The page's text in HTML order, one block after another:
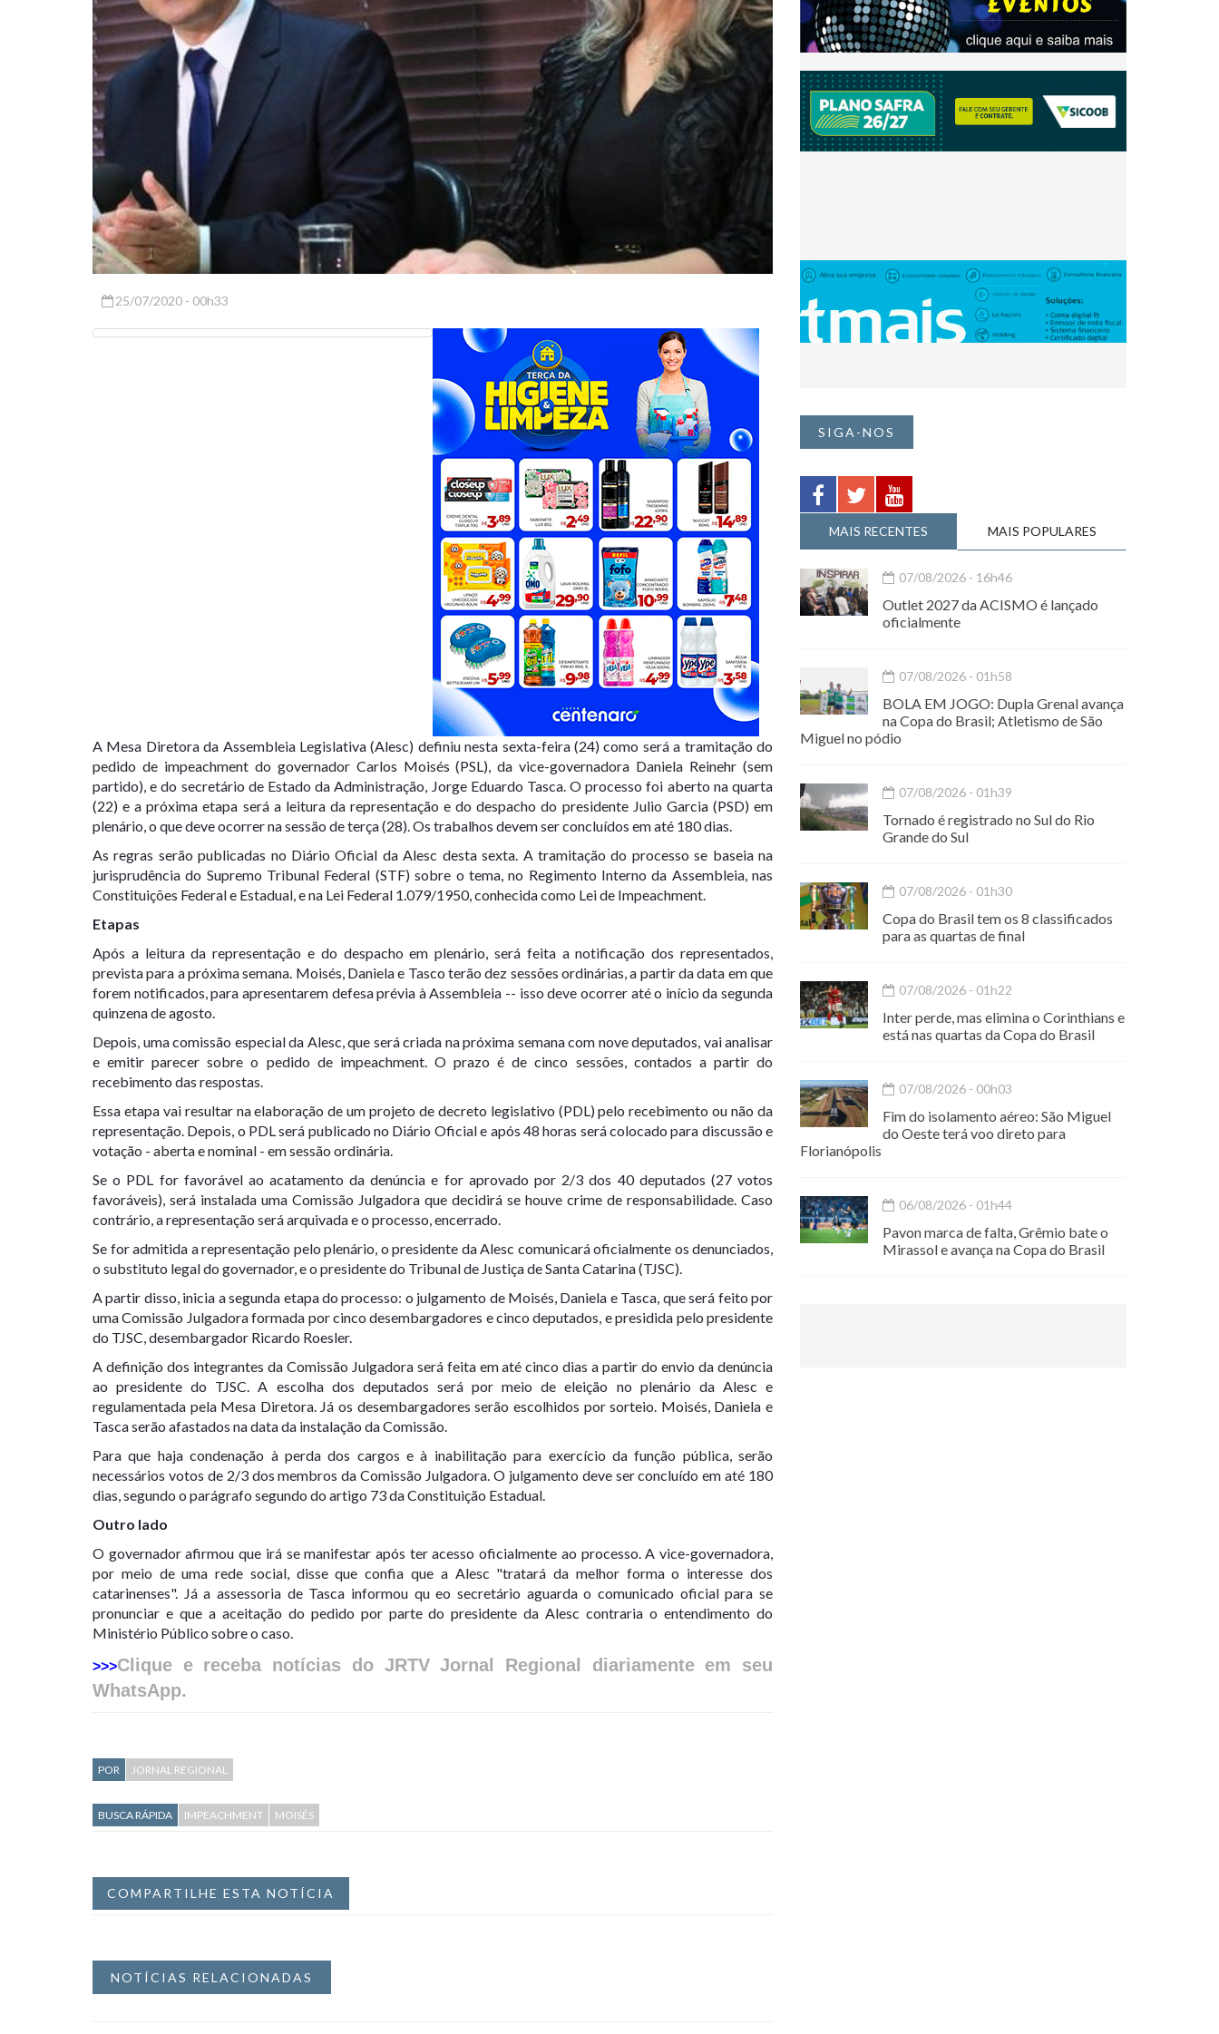
25/07/2020 - 00h33
A Mesa Diretora da Assembleia Legislativa (Alesc) definiu nesta sexta-feira (24) como será a tramitação do
pedido de impeachment do governador Carlos Moisés (PSL), da vice-governadora Daniela Reinehr (sem
partido), e do secretário de Estado da Administração, Jorge Eduardo Tasca. O processo foi aberto na quarta
(22) e a próxima etapa será a leitura da representação e do despacho do presidente Julio Garcia (PSD) em
plenário, o que deve ocorrer na sessão de terça (28). Os trabalhos devem ser concluídos em até 180 dias.
As regras serão publicadas no Diário Oficial da Alesc desta sexta. A tramitação do processo se baseia na
jurisprudência do Supremo Tribunal Federal (STF) sobre o tema, no Regimento Interno da Assembleia, nas
Constituições Federal e Estadual, e na Lei Federal 1.079/1950, conhecida como Lei de Impeachment.
Etapas
Após a leitura da representação e do despacho em plenário, será feita a notificação dos representados,
prevista para a próxima semana. Moisés, Daniela e Tasco terão dez sessões ordinárias, a partir da data em que
forem notificados,para apresentarem defesa prévia à Assembleia -- isso deve ocorrer até o início da segunda
quinzena de agosto.
Depois, uma comissão especial da Alesc, que será criada na próxima semana com nove deputados, vai analisar
e emitir parecer sobre o pedido de impeachment. O prazo é de cinco sessões, contados a partir do
recebimento das respostas.
Essa etapa vai resultar naelaboração de um projeto de decreto legislativo (PDL) pelo recebimento ou não da
representação. Depois, o PDL será publicado no Diário Oficial e após 48 horas será colocado para discussão e
votação - aberta e nominal - em sessão ordinária.
Se o PDL for favorável ao acatamento da denúncia e for aprovado por 2/3 dos 40 deputados (27 votos
favoráveis), será instalada uma Comissão Julgadora que decidirá se houve crime de responsabilidade. Caso
contrário, a representação será arquivadae o processo, encerrado.
Se for admitida a representação pelo plenário, o presidente da Alesc comunicará oficialmente os denunciados,
o substituto legal do governador, e o presidente do Tribunal de Justiça de Santa Catarina (TJSC).
A partir disso, inicia a segunda etapa do processo: o julgamento de Moisés, Daniela e Tasca, que será feito por
umaComissão Julgadora formada por cinco desembargadores e cinco deputados, e presidida pelo presidente
do TJSC, desembargador Ricardo Roesler.
A definição dos integrantes da Comissão Julgadora será feita em até cinco dias a partir do envio da denúncia
ao presidente do TJSC. A escolha dos deputados será por meio de eleição no plenário da Alesc e
regulamentada pela Mesa Diretora. Já os desembargadores serão escolhidos por sorteio. Moisés, Daniela e
Tasca serão afastados na data da instalação da Comissão.
Para que haja condenação à perda dos cargos e à inabilitação para exercício da função pública, serão
necessários votos de 2/3 dos membros da Comissão Julgadora. O julgamento deve ser concluído em até 180
dias, segundo o parágrafo segundo do artigo 73 da Constituição Estadual.
Outro lado
O governador afirmou que irá se manifestar após ter acesso oficialmente ao processo. A vice-governadora,
por meio de uma rede social, disse que confia que a Alesc "tratará da melhor forma o interesse dos
catarinenses". Já a assessoria de Tasca informou qu eo secretário aguarda o comunicado oficial para se
pronunciar e que a aceitação do pedido por parte do presidente da Alesc contraria o entendimento do
Ministério Público sobre o caso.
>>>Clique e receba notícias do JRTV Jornal Regional diariamente em seu
WhatsApp.
POR JORNAL REGIONAL
BUSCA RÁPIDA IMPEACHMENT MOISÉS
COMPARTILHE ESTA NOTÍCIA
NOTÍCIAS RELACIONADAS
SIGA-NOS
MAIS RECENTES MAIS POPULARES
07/08/2026 - 16h46
Outlet 2027 da ACISMO é lançado
oficialmente
07/08/2026 - 01h58
BOLA EM JOGO: Dupla Grenal avança
na Copa do Brasil; Atletismo de São
Miguel no pódio
07/08/2026 - 01h39
Tornado é registrado no Sul do Rio
Grande do Sul
07/08/2026 - 01h30
Copa do Brasil tem os 8 classificados
para as quartas de final
07/08/2026 - 01h22
Inter perde, mas elimina o Corinthians e
está nas quartas da Copa do Brasil
07/08/2026 - 00h03
Fim do isolamento aéreo: São Miguel
do Oeste terá voo direto para
Florianópolis
06/08/2026 - 01h44
Pavon marca de falta, Grêmio bate o
Mirassol e avança na Copa do Brasil